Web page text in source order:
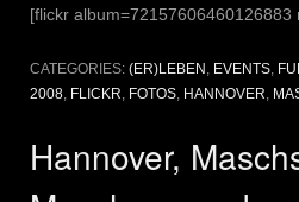
[flickr album=72157606460126883
CATEGORIES: (ER)LEBEN EVENTS
2008 FLICKR FOTOS HANNOVER
Hannover,